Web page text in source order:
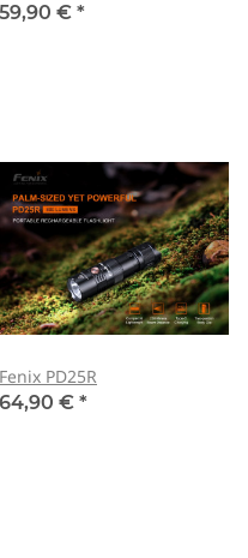
59,90 € *
Fenix PD25R
64,90 € *